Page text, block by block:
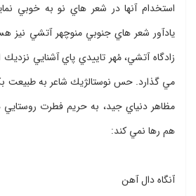
استخدام آنها در شعر هاي نو به خوبي
يادآور شعر هاي جنوبي منوچهر آتشي نيز
زادگاه آتشي، مُهر تاييدي پاي آشنايي
مي گذارد. حس نوستالژيك شاعر به طبيعت
مظاهر دنياي جيد، به حريم فطرت
هم رها نمي كند:
آنگاه دال آهن